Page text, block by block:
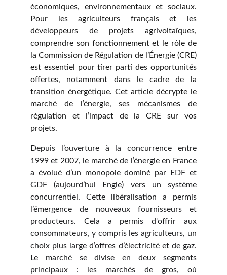
économiques, environnementaux et sociaux.
Pour les agriculteurs français et les
développeurs de projets agrivoltaïques,
comprendre son fonctionnement et le rôle de
la Commission de Régulation de l’Énergie (CRE)
est essentiel pour tirer parti des opportunités
offertes, notamment dans le cadre de la
transition énergétique. Cet article décrypte le
marché de l’énergie, ses mécanismes de
régulation et l’impact de la CRE sur vos
projets.
Depuis l’ouverture à la concurrence entre
1999 et 2007, le marché de l’énergie en France
a évolué d’un monopole dominé par EDF et
GDF (aujourd’hui Engie) vers un système
concurrentiel. Cette libéralisation a permis
l’émergence de nouveaux fournisseurs et
producteurs. Cela a permis d'offrir aux
consommateurs, y compris les agriculteurs, un
choix plus large d’offres d’électricité et de gaz.
Le marché se divise en deux segments
principaux : les marchés de gros, où